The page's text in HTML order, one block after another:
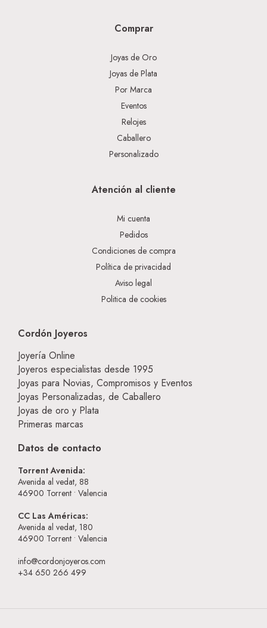
Comprar
Joyas de Oro
Joyas de Plata
Por Marca
Eventos
Relojes
Caballero
Personalizado
Atención al cliente
Mi cuenta
Pedidos
Condiciones de compra
Política de privacidad
Aviso legal
Politica de cookies
Cordón Joyeros
Joyería Online
Joyeros especialistas desde 1995
Joyas para Novias, Compromisos y Eventos
Joyas Personalizadas, de Caballero
Joyas de oro y Plata
Primeras marcas
Datos de contacto
Torrent Avenida:
Avenida al vedat, 88
46900 Torrent • Valencia
CC Las Américas:
Avenida al vedat, 180
46900 Torrent • Valencia
info@cordonjoyeros.com
+34 650 266 499